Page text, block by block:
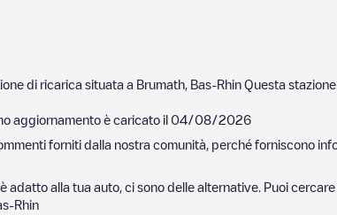
di ricarica situata a Brumath Bas-Rhin Questa
aggiornamento è caricato il 04/08/2026
forniti dalla nostra comunità, perché forniscono
adatto alla tua auto, ci sono delle alternative. Puoi
Rhin